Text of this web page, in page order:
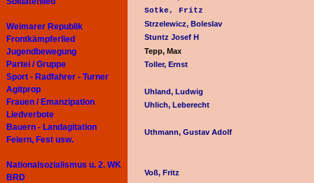
Sotke, Fritz
Strzelewicz, Boleslav
Stuntz Josef H
Tepp, Max
Toller, Ernst
Uhland, Ludwig
Uhlich, Leberecht
Uthmann, Gustav Adolf
Voß, Fritz
Weimarer Republik
Frontkämpferlied
Jugendbewegung
Partei / Gruppe
Sport - Radfahrer - Turner
Agitprop
Frauen / Emanzipation
Liedverbote
Bauern - Landagitation
Feiern, Fest usw.
Nationalsozialismus u. 2. WK
BRD